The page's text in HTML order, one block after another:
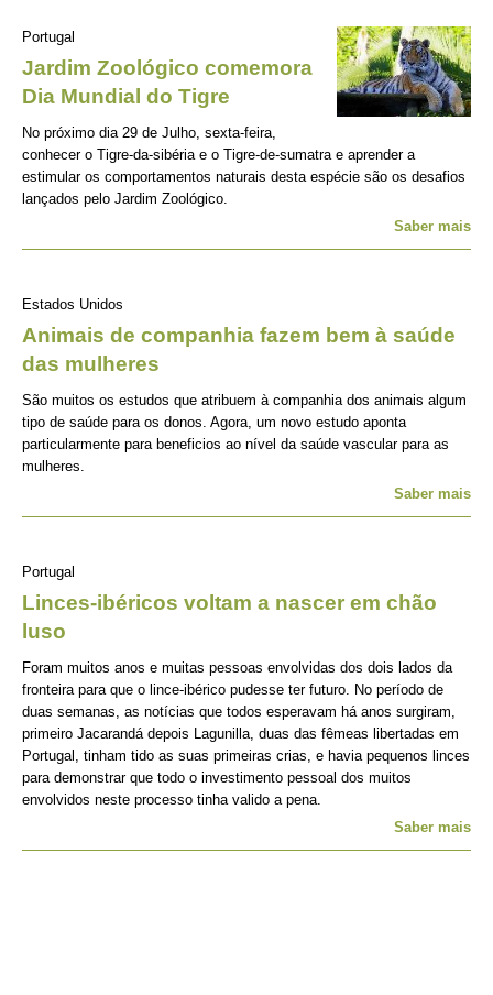
Portugal
Jardim Zoológico comemora
Dia Mundial do Tigre
No próximo dia 29 de Julho, sexta-feira,
conhecer o Tigre-da-sibéria e o Tigre-de-sumatra e aprender a
estimular os comportamentos naturais desta espécie são os desafios
lançados pelo Jardim Zoológico.
Saber mais
Estados Unidos
Animais de companhia fazem bem à saúde
das mulheres
São muitos os estudos que atribuem à companhia dos animais algum
tipo de saúde para os donos. Agora, um novo estudo aponta
particularmente para beneficios ao nível da saúde vascular para as
mulheres.
Saber mais
Portugal
Linces-ibéricos voltam a nascer em chão
luso
Foram muitos anos e muitas pessoas envolvidas dos dois lados da
fronteira para que o lince-ibérico pudesse ter futuro. No período de
duas semanas, as notícias que todos esperavam há anos surgiram,
primeiro Jacarandá depois Lagunilla, duas das fêmeas libertadas em
Portugal, tinham tido as suas primeiras crias, e havia pequenos linces
para demonstrar que todo o investimento pessoal dos muitos
envolvidos neste processo tinha valido a pena.
Saber mais